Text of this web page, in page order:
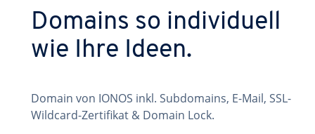
Domains so individuell
wie Ihre Ideen.
Domain von IONOS inkl. Subdomains, E-Mail, SSL-
Wildcard-Zertifikat & Domain Lock.